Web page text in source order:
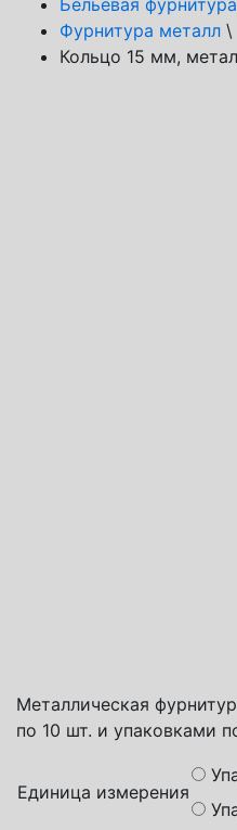
Фурнитура металл \
Кольцо 15 мм,
Металлическая
по 10 шт. и упаковками
Единица измерения